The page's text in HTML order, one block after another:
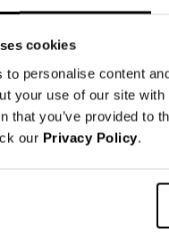
cookies
to personalise content
your use of our site
that you’ve provided to
our Privacy Policy.